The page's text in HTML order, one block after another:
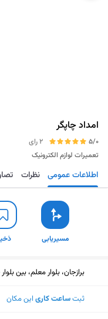
امداد چاپگر
5/0
2 رای
تعمیرات لوازم الکترونیک
مسیریابی
اطلاعات عمومی نظرات
مسیریابی
برازجان، بلوار معلم، بین
ثبتساعت کاری این مکان